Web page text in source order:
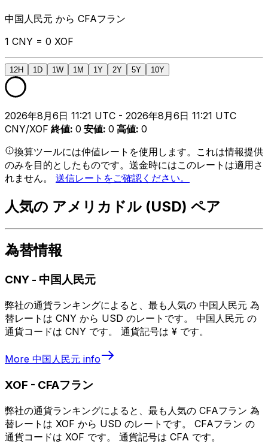
中国人民元 から CFAフラン
1 CNY = 0 XOF
12H 1D 1W 1M 1Y 2Y 5Y 10Y
2026年8月6日 11:21 UTC - 2026年8月6日 11:21 UTC
CNY/XOF 終値: 0 安値: 0 高値: 0
換算ツールには仲値レートを使用します。これは情報提供
のみを目的としたものです。送金時にはこのレートは適用さ
れません。 送信レートをご確認ください。
人気の アメリカドル (USD) ペア
為替情報
CNY - 中国人民元
弊社の通貨ランキングによると、最も人気の 中国人民元 為
替レートは CNY から USD のレートです。 中国人民元 の
通貨コードは CNY です。 通貨記号は ¥ です。
More 中国人民元 info
XOF - CFAフラン
弊社の通貨ランキングによると、最も人気の CFAフラン 為
替レートは XOF から USD のレートです。 CFAフラン の
通貨コードは XOF です。 通貨記号は CFA です。